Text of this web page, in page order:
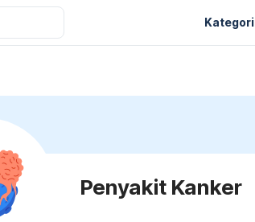
Kategori
Penyakit Kanker